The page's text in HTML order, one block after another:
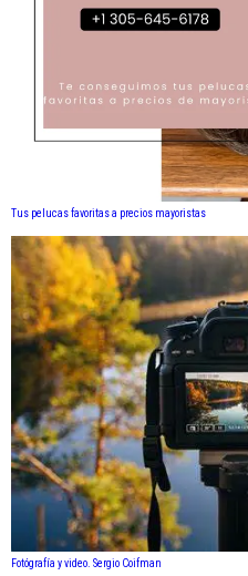
Tus pelucas favoritas a precios mayoristas
Fotógrafía y video. Sergio Coifman